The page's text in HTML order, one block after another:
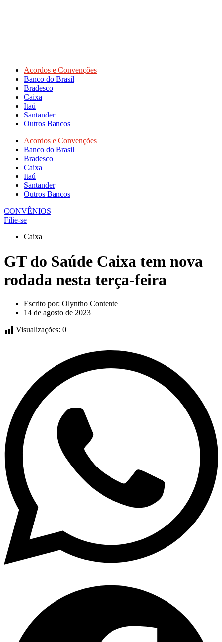
Acordos e Convenções
Banco do Brasil
Bradesco
Caixa
Itaú
Santander
Outros Bancos
Acordos e Convenções
Banco do Brasil
Bradesco
Caixa
Itaú
Santander
Outros Bancos
CONVÊNIOS
Filie-se
Caixa
GT do Saúde Caixa tem nova
rodada nesta terça-feira
Escrito por: Olyntho Contente
14 de agosto de 2023
Visualizações: 0